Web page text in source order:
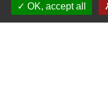
le
le
OK, accept all